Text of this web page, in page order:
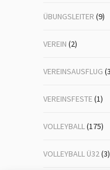
ÜBUNGSLEITER (9)
VEREIN (2)
VEREINSAUSFLUG
VEREINSFESTE(1)
VOLLEYBALL(175)
VOLLEYBALL Ü32(3)